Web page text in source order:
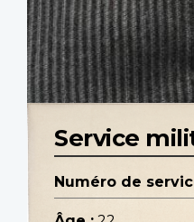
Service
Numéro de